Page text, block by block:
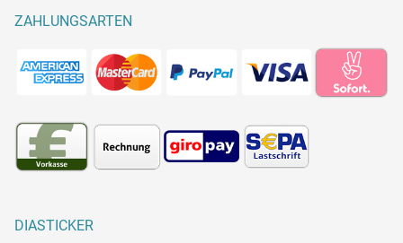
ZAHLUNGSARTEN
DIASTICKER